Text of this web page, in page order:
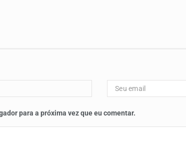
para a próxima vez que eu comentar.